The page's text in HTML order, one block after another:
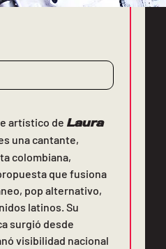
artístico de Laura
una cantante,
colombiana,
que fusiona
pop alternativo,
latinos. Su
surgió desde
visibilidad nacional